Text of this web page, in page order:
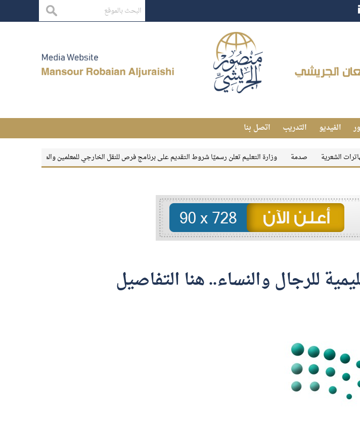
الفيديو التدريب اتصل بنا
بقاء الأثر وزارة التعليم تعلن رسميًا شروط التقديم على برنامج فرص للنقل الخارجي للمعلمين والمعلمات صدمة
للرجال والنساء.. هنا التفاصيل